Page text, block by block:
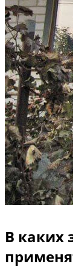
В каких